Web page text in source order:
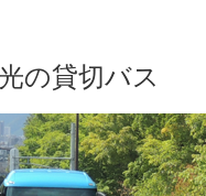
の貸切バス